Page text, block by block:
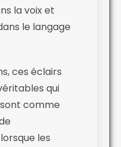
la voix et
le langage
ces éclairs
qui
comme
les